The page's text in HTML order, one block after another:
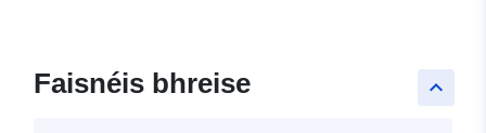
keyboard_arrow_up
Faisnéis bhreise